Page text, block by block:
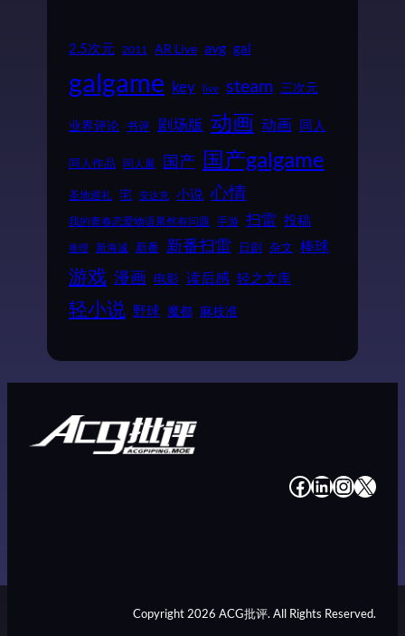
2.5次元 2011 AR Live avg gal
galgame key live steam 三次元
业界评论 书评 剧场版 动画 动画 同人
同人作品 同人展 国产 国产galgame
圣地巡礼 宅 安达充 小说 心情
我的青春恋爱物语果然有问题 手游 扫雷 投稿
推理 新海诚 新番 新番扫雷 日剧 杂文 棒球
游戏 漫画 电影 读后感 轻之文库
轻小说 野球 魔都 麻枝准
# # # #
Copyright 2026 ACG批评. All Rights Reserved.